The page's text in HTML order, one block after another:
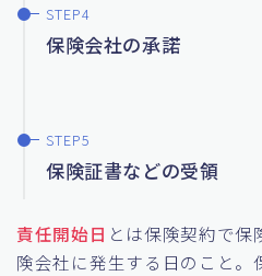
保険会社の承諾
保険証書などの受領
責任開始日 とは保険契約で
険会社に発生する日のこと。